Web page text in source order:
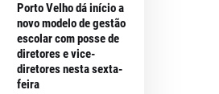
Porto Velho dá início a
novo modelo de gestão
escolar com posse de
diretores e vice-
diretores nesta sexta-
feira